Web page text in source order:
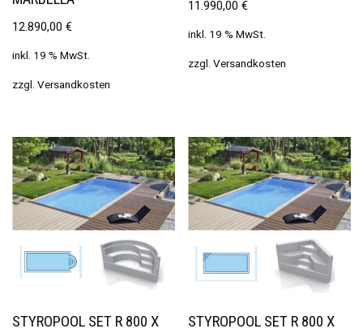
12.890,00 €
inkl. 19 % MwSt.
zzgl. Versandkosten
11.990,00€
inkl. 19 % MwSt.
zzgl.Versandkosten
STYROPOOL SET R 800 X
STYROPOOL SET R 800 X